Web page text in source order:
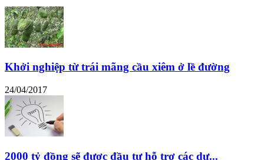
Khởi nghiệp từ trái mãng cầu xiêm ở lề đường
24/04/2017
2000 tỷ đồng sẽ được đầu tư hỗ trợ các dự...